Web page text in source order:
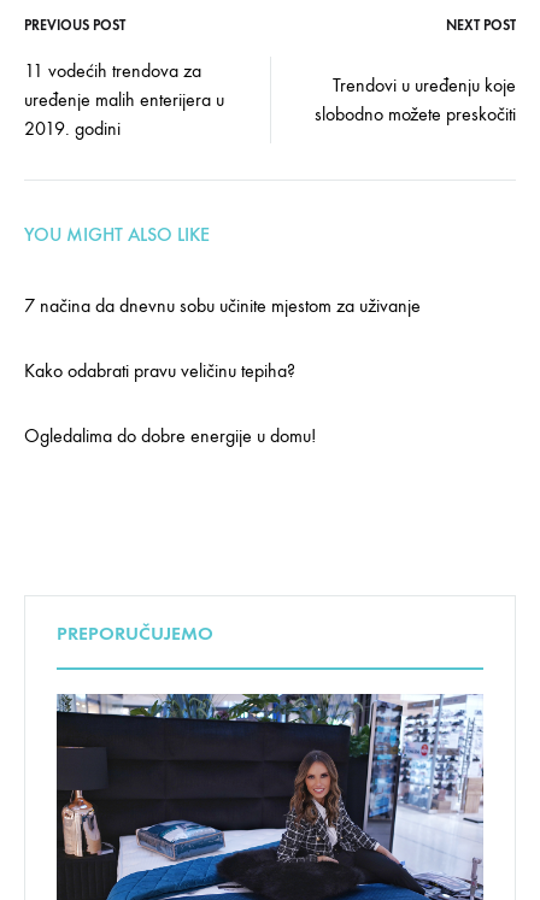
Post
navigation
PREVIOUS POST NEXT POST
11 vodećih trendova za
uređenje malih enterijera u
2019. godini
Trendovi u uređenju koje
slobodno možete preskočiti
YOU MIGHT ALSO LIKE
7 načina da dnevnu sobu učinite mjestom za uživanje
Kako odabrati pravu veličinu tepiha?
Ogledalima do dobre energije u domu!
PREPORUČUJEMO